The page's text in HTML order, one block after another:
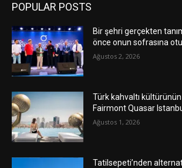
POPULAR POSTS
Bir şehri gerçekten
önce onun sofrasına
Ağustos 2, 2026
Türk kahvaltı
Fairmont Quasar
Ağustos 1, 2026
Tatilsepeti’nden